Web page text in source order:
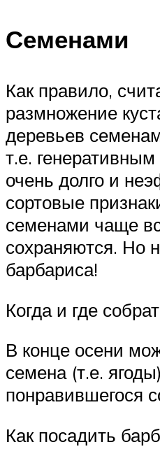
Семенами
Как правило,
размножение
деревьев
т.е.
очень долго и
сортовые
семенами чаще
сохраняются. Но
барбариса!
Когда и где
В конце осени
семена (т.е.
понравившегося
Как посадить